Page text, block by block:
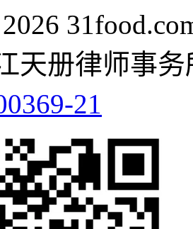
2026
天册律师事
21